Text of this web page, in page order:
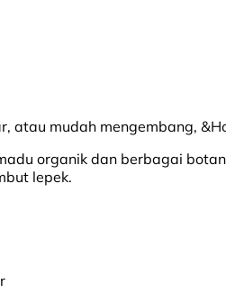
atau mudah mengembang,
organik dan berbagai
lepek.